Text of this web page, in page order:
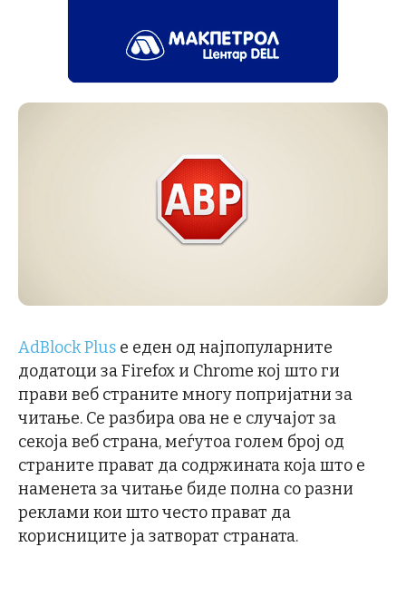
AdBlock Plus е еден од најпопуларните
додатоци за Firefox и Chrome кој што ги
прави веб страните многу попријатни за
читање. Се разбира ова не е случајот за
секоја веб страна, меѓутоа голем број од
страните прават да содржината која што е
наменета за читање биде полна со разни
реклами кои што често прават да
корисниците ја затворат страната.